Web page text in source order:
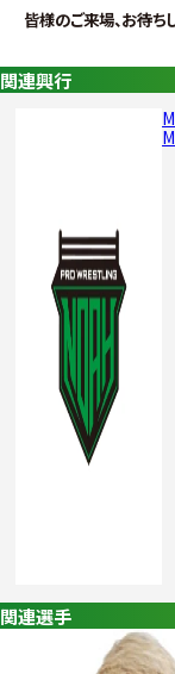
皆様のご来場、お待ち
関連興行
関連選手